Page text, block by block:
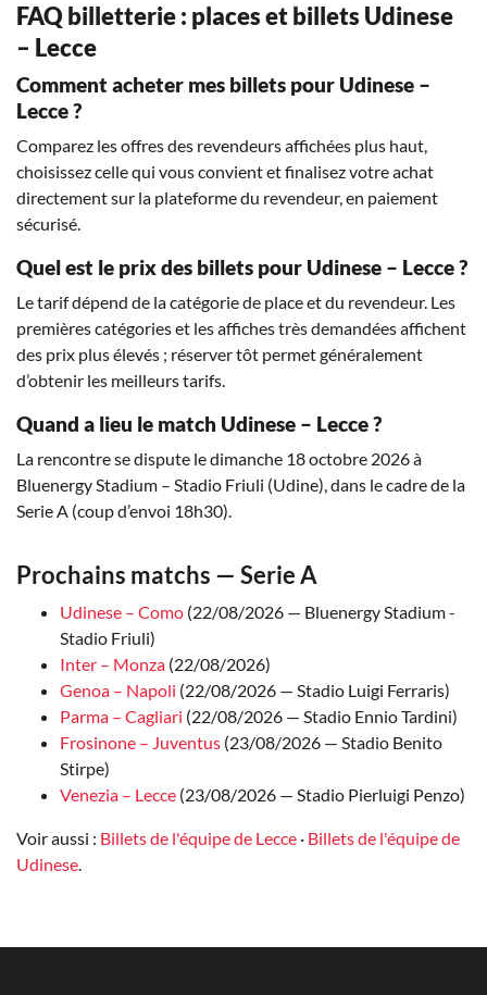
FAQ billetterie : places et billets Udinese
– Lecce
Comment acheter mes billets pour Udinese –
Lecce ?
Comparez les offres des revendeurs affichées plus haut,
choisissez celle qui vous convient et finalisez votre achat
directement sur la plateforme du revendeur, en paiement
sécurisé.
Quel est le prix des billets pour Udinese – Lecce ?
Le tarif dépend de la catégorie de place et du revendeur. Les
premières catégories et les affiches très demandées affichent
des prix plus élevés ; réserver tôt permet généralement
d’obtenir les meilleurs tarifs.
Quand a lieu le match Udinese – Lecce ?
La rencontre se dispute le dimanche 18 octobre 2026 à
Bluenergy Stadium – Stadio Friuli (Udine), dans le cadre de la
Serie A (coup d’envoi 18h30).
Prochains matchs — Serie A
Udinese – Como (22/08/2026 — Bluenergy Stadium -
Stadio Friuli)
Inter – Monza (22/08/2026)
Genoa – Napoli (22/08/2026 — Stadio Luigi Ferraris)
Parma – Cagliari (22/08/2026 — Stadio Ennio Tardini)
Frosinone – Juventus (23/08/2026 — Stadio Benito
Stirpe)
Venezia – Lecce (23/08/2026 — Stadio Pierluigi Penzo)
Voir aussi : Billets de l'équipe de Lecce · Billets de l'équipe de
Udinese.